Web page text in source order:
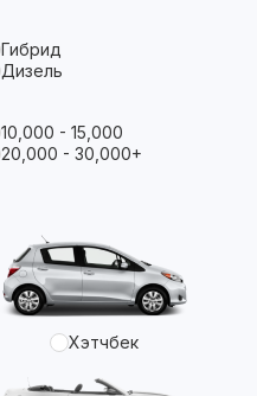
Гибрид
Дизель
10,000 - 15,000
20,000 - 30,000+
Хэтчбек